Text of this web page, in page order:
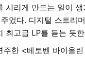
시리게 만드는 일이
었다. 디지털 스트리
최고급 LP를 듣는 듯
주한 <베토벤 바이올